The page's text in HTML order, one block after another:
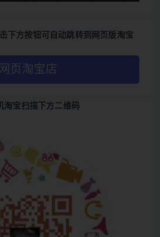
下方按钮可自动跳转到网页版淘宝
网页淘宝店
淘宝扫描下方二维码